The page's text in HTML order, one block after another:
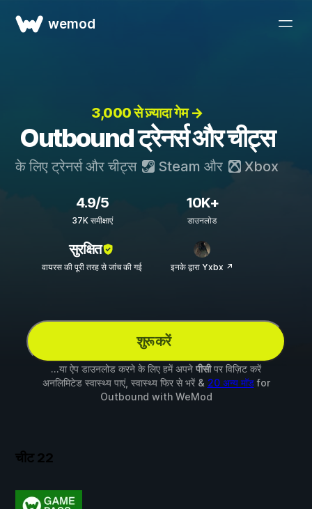
wemod
3,000 से ज़्यादा गेम →
Outbound ट्रेनर्स और चीट्स
के लिए ट्रेनर्स और चीट्स Steam और Xbox
4.9/5
37K समीक्षाएं
10K+
डाउनलोड
सुरक्षित
वायरस की पूरी तरह से जांच की गई इनके द्वारा Yxbx ↗
शुरू करें
...या ऐप डाउनलोड करने के लिए हमें अपने पीसीपर विज़िट करें
अनलिमिटेड स्वास्थ्य पाएं, स्वास्थ्य फिर से भरें & 20 अन्य मॉडfor
Outbound with WeMod
चीट 22